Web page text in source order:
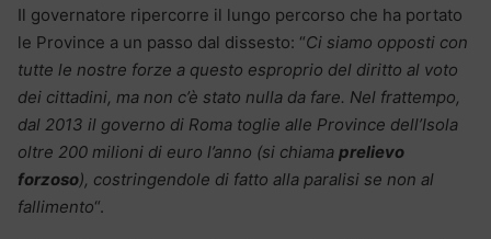
Il governatore ripercorre il lungo percorso che ha portato
le Province a un passo dal dissesto: “Ci siamo opposti con
tutte le nostre forze a questo esproprio del diritto al voto
dei cittadini, ma non c’è stato nulla da fare. Nel frattempo,
dal 2013 il governo di Roma toglie alle Province dell’Isola
oltre 200 milioni di euro l’anno (si chiama prelievo
forzoso), costringendole di fatto alla paralisi se non al
fallimento“.